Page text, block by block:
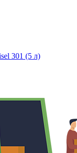
301 (5 л)